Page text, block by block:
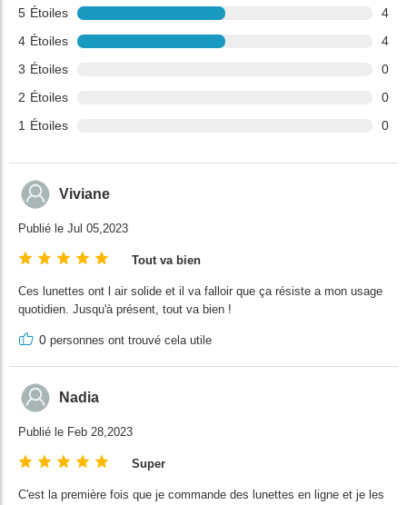
5 Étoiles
4
4 Étoiles
4
3 Étoiles
0
2 Étoiles
0
1 Étoiles 0
Viviane
Publié le Jul 05,2023
Tout va bien
Ces lunettes ont l air solide et il va falloir que ça résiste a mon usage
quotidien. Jusqu'à présent, tout va bien !
0 personnes ont trouvé cela utile
Nadia
Publié le Feb 28,2023
Super
C'est la première fois que je commande des lunettes en ligne et je les